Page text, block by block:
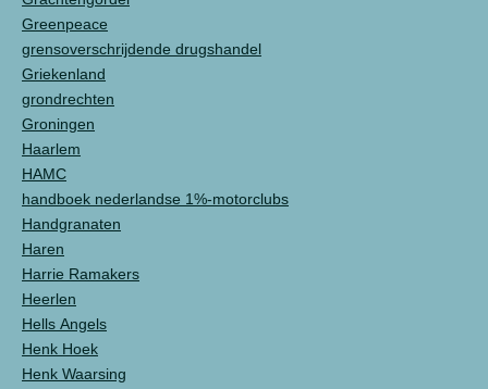
Greenpeace
grensoverschrijdende drugshandel
Griekenland
grondrechten
Groningen
Haarlem
HAMC
handboek nederlandse 1%-motorclubs
Handgranaten
Haren
Harrie Ramakers
Heerlen
Hells Angels
Henk Hoek
Henk Waarsing